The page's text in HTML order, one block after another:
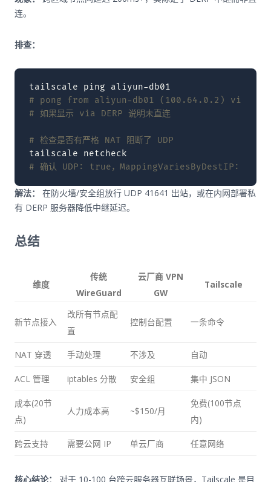
连。
排查：
tailscale ping
# pong from aliyun-db01 (100.64.0.2) via
# 如果显示 via DERP 说明未直连
# 检查是否有严格 NAT 阻断了 UDP
tailscale
# 确认 UDP: true，MappingVariesByDestIP:
解法：
在防火墙/安全组放行 UDP 41641 出站，或在内网部署私
有 DERP 服务器降低中继延迟。
总结
维度
传统
WireGuard
云厂商 VPN
GW
Tailscale
新节点接入
改所有节点配
置
控制台配置 一条命令
NAT 穿透 手动处理 不涉及 自动
ACL 管理 iptables 分散 安全组 集中 JSON
成本(20节
点)
人力成本高 ~$150/月
免费(100节点
内)
跨云支持 需要公网 IP 单云厂商 任意网络
核心结论： 对于 10-100 台跨云服务器互联场景，Tailscale 是目